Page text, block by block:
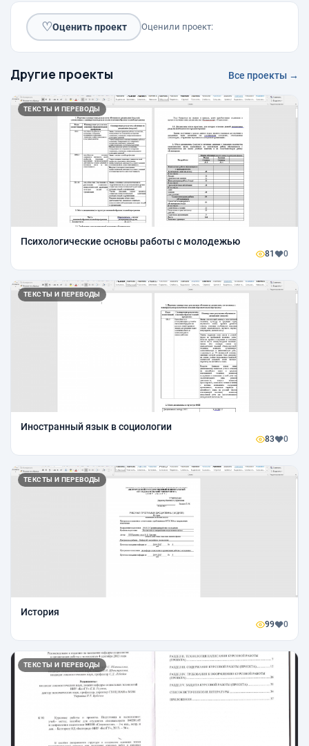
♡Оценить проект Оценили проект:
Другие проекты Все проекты →
ТЕКСТЫ И ПЕРЕВОДЫ
Психологические основы работы с молодежью
81 0
ТЕКСТЫ И ПЕРЕВОДЫ
Иностранный язык в социологии
83 0
ТЕКСТЫ И ПЕРЕВОДЫ
История
99 0
ТЕКСТЫ И ПЕРЕВОДЫ